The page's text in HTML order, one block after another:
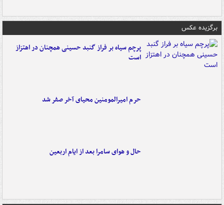
برگزیده عکس
پرچم سیاه بر فراز گنبد حسینی همچنان در اهتزاز
است
حرم امیرالمومنین محیای آخر صفر شد
حال و هوای سامرا بعد از ایام اربعین